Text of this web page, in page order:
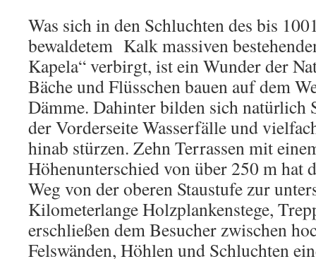
Was sich in den Schluchten des bis
bewaldetem Kalk massiven
Kapela“ verbirgt, ist ein Wunder der
Bäche und Flüsschen bauen auf dem
Dämme. Dahinter bilden sich natürlich
der Vorderseite Wasserfälle und
hinab stürzen. Zehn Terrassen mit
Höhenunterschied von über 250 m hat
Weg von der oberen Staustufe zur
Kilometerlange Holzplankenstege,
erschließen dem Besucher zwischen
Felswänden, Höhlen und Schluchten